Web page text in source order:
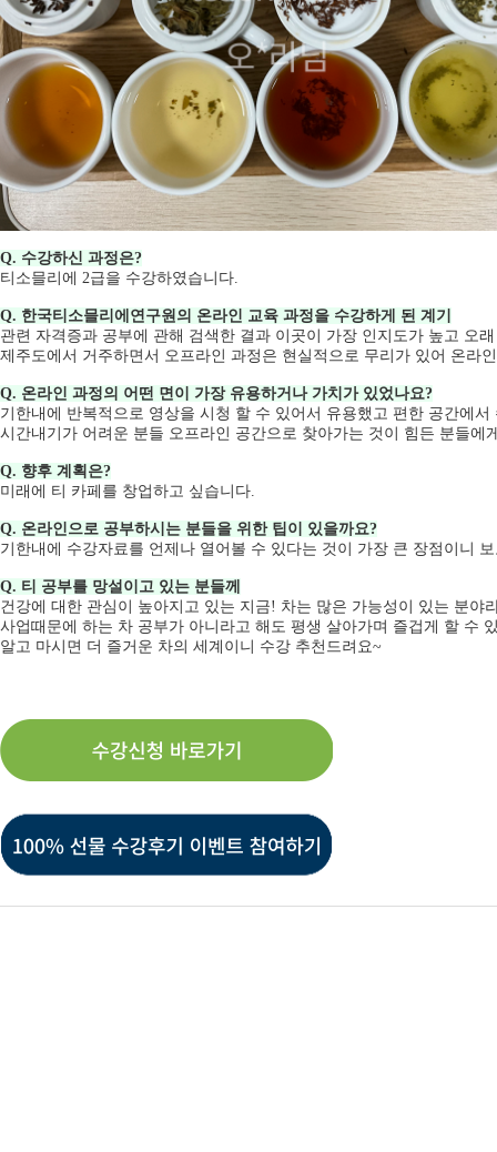
Q. 수강하신 과정은?
티소믈리에 2급을 수강하였습니다.
Q. 한국티소믈리에연구원의 온라인 교육 과정을 수강하게 된 계기
관련 자격증과 공부에 관해 검색한 결과 이곳이 가장 인지도가 높고 오
제주도에서 거주하면서 오프라인 과정은 현실적으로 무리가 있어 온라
Q. 온라인 과정의 어떤 면이 가장 유용하거나 가치가 있었나요?
기한내에 반복적으로 영상을 시청 할 수 있어서 유용했고 편한 공간에
시간내기가 어려운 분들 오프라인 공간으로 찾아가는 것이 힘든 분들에
Q. 향후 계획은?
미래에 티 카페를 창업하고 싶습니다.
Q. 온라인으로 공부하시는 분들을 위한 팁이 있을까요?
기한내에 수강자료를 언제나 열어볼 수 있다는 것이 가장 큰 장점이니
Q. 티 공부를 망설이고 있는 분들께
건강에 대한 관심이 높아지고 있는 지금! 차는 많은 가능성이 있는 분야
사업때문에 하는 차 공부가 아니라고 해도 평생 살아가며 즐겁게 할 수
알고 마시면 더 즐거운 차의 세계이니 수강 추천드려요~